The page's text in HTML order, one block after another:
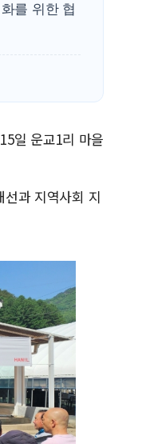
선재도 갯벌서 해루질 중
서 말다툼 중 어머니 흉기
합' 꺼낸 김민석에 '뻔뻔' 받
를 위한 협
일 운교1리 마을
과 지역사회 지